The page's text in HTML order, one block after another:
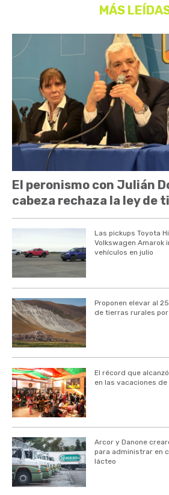
MÁS
El peronismo con Julián
cabeza rechaza la ley de
Las pickups Toyota
Volkswagen Amarok
vehículos en julio
Proponen elevar al
de tierras rurales
El récord que
en las vacaciones de
Arcor y Danone
para administrar en
lácteo